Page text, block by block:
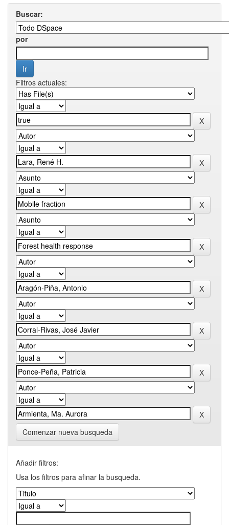
Buscar:
por
Filtros actuales:
Comenzar nueva busqueda
Añadir filtros:
Usa los filtros para afinar la busqueda.